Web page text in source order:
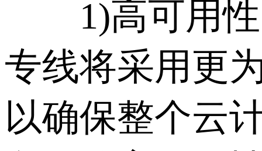
1)高可用性
专线将采用更
以确保整个云